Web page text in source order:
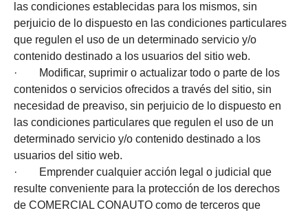
las condiciones establecidas para los mismos, sin
perjuicio de lo dispuesto en las condiciones particulares
que regulen el uso de un determinado servicio y/o
contenido destinado a los usuarios del sitio web.
· Modificar, suprimir o actualizar todo o parte de los
contenidos o servicios ofrecidos a través del sitio, sin
necesidad de preaviso, sin perjuicio de lo dispuesto en
las condiciones particulares que regulen el uso de un
determinado servicio y/o contenido destinado a los
usuarios del sitio web.
· Emprender cualquier acción legal o judicial que
resulte conveniente para la protección de los derechos
de COMERCIAL CONAUTO como de terceros que